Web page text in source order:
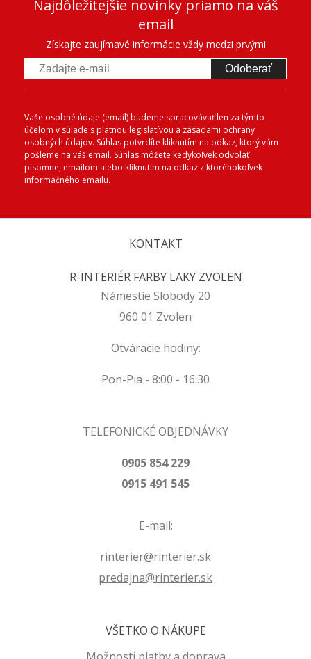
Najdôležitejšie novinky priamo na váš
email
Získajte zaujímavé informácie vždy medzi prvými
Odoberať
Vaše osobné údaje (email) budeme spracovávať len za týmto
účelom v súlade s platnou legislatívou a zásadami ochrany
osobných údajov. Súhlas potvrdíte kliknutím na odkaz, ktorý vám
pošleme na váš email. Súhlas môžete kedykoľvek odvolať
písomne, emailom alebo kliknutím na odkaz z ktoréhokoľvek
informačného emailu.
KONTAKT
R-INTERIÉR FARBY LAKY ZVOLEN
Námestie Slobody 20
960 01 Zvolen
Otváracie hodiny:
Pon-Pia - 8:00 - 16:30
TELEFONICKÉ OBJEDNÁVKY
0905 854 229
0915 491 545
E-mail:
rinterier@rinterier.sk
predajna@rinterier.sk
VŠETKO O NÁKUPE